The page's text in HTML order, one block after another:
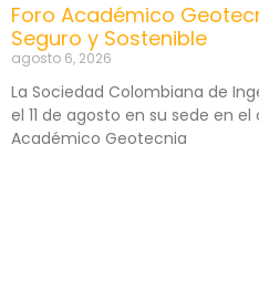
Foro Académico
Seguro y Sostenible
agosto 6, 2026
La Sociedad Colombiana de
el 11 de agosto en su sede en
Académico Geotecnia